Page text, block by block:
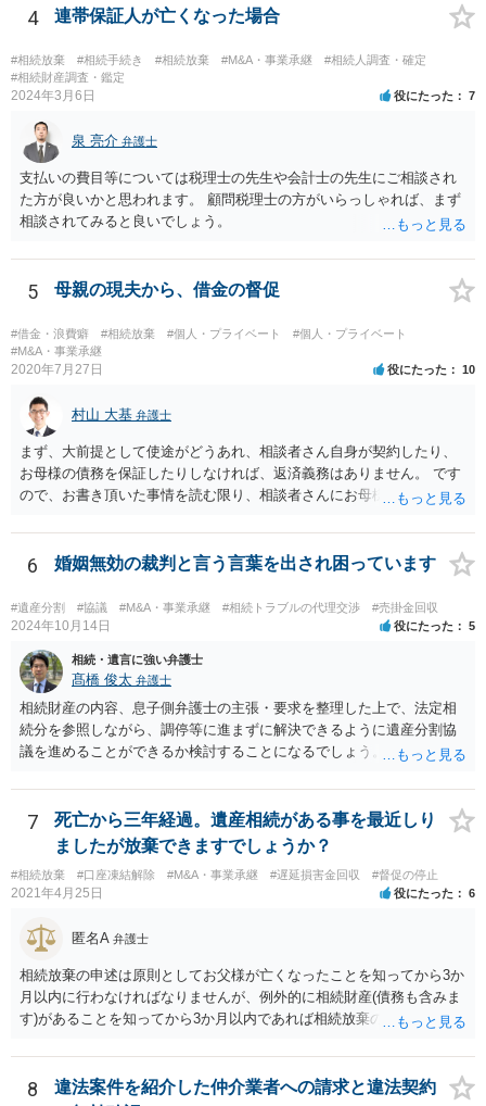
ります。
4 連帯保証人が亡くなった場合
#相続放棄 #相続手続き #相続放棄 #M&A・事業承継
#相続人調査・確定
#相続財産調査・鑑定
2024年3月6日 役にたった 7
泉 亮介 弁護士
支払いの費目等については税理士の先生や会計士の先生にご相談され
た方が良いかと思われます。 顧問税理士の方がいらっしゃれば、まず
相談されてみると良いでしょう。
5 母親の現夫から、借金の督促
#借金・浪費癖 #相続放棄 #個人・プライベート
#個人・プライベート
#M&A・事業承継
2020年7月27日 役にたった 10
村山 大基 弁護士
まず、大前提として使途がどうあれ、相談者さん自身が契約したり、
お母様の債務を保証したりしなければ、返済義務はありません。 です
ので、お書き頂いた事情を読む限り、相談者さんにお母様の現夫への
も法律相談に行けば同趣旨のことを回答されるので、裁判まではしな
いと思います） ・借りたのは母なので、私は支払いませんと伝える あ
6 婚姻無効の裁判と言う言葉を出され困っています
#遺産分割 #協議 #M&A・事業承継 #相続トラブルの代理交渉 #売掛金回収
2024年10月14日 役にたった 5
相続・遺言に強い弁護士
髙橋 俊太 弁護士
相続財産の内容、息子側弁護士の主張・要求を整理した上で、法定相
続分を参照しながら、調停等に進まずに解決できるように遺産分割協
議を進めることができるか検討することになるでしょう。少なくとも
遺産をまとめて現金でくれ】という要求に応じる必要はありません。
7
死亡から三年経過。遺産相続がある事を最近しり
ましたが放棄できますでしょうか？
#相続放棄 #口座凍結解除 #M&A・事業承継 #遅延損害金回収 #督促の停止
2021年4月25日 役にたった 6
匿名A 弁護士
相続放棄の申述は原則としてお父様が亡くなったことを知ってから3か
月以内に行わなければなりませんが、例外的に相続財産(債務も含みま
す)があることを知ってから3か月以内であれば相続放棄の申述が認め
したら、早急に家裁に行って相続放棄の申述をしたい旨告げて必要な
書類を提出されることをおすすめいたします。 なお、お父様の債務が
8
違法案件を紹介した仲介業者への請求と違法契約